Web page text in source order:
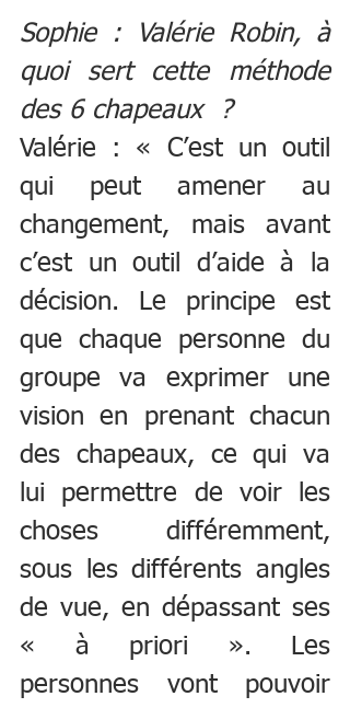
Sophie : Valérie Robin, à
quoi sert cette méthode
des 6 chapeaux  ?
Valérie : « C’est un outil
qui peut amener au
changement, mais avant
c’est un outil d’aide à la
décision. Le principe est
que chaque personne du
groupe va exprimer une
vision en prenant chacun
des chapeaux, ce qui va
lui permettre de voir les
choses différemment,
sous les différents angles
de vue, en dépassant ses
« à priori ». Les
personnes vont pouvoir